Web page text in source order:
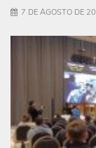
7 DE AGOSTO DE